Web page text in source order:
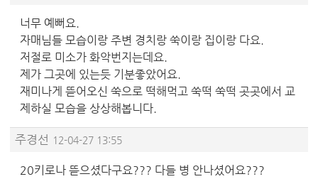
너무 예뻐요.
자매님들 모습이랑 주변 경치랑 쑥이랑 집이랑 다요.
저절로 미소가 화악번지는데요.
제가 그곳에 있는듯 기분좋았어요.
재미나게 뜯어오신 쑥으로 떡해먹고 쑥떡 쑥떡 곳곳에서 교
제하실 모습을 상상해봅니다.
주경선 12-04-27 13:55
20키로나 뜯으셨다구요??? 다들 병 안나셨어요???